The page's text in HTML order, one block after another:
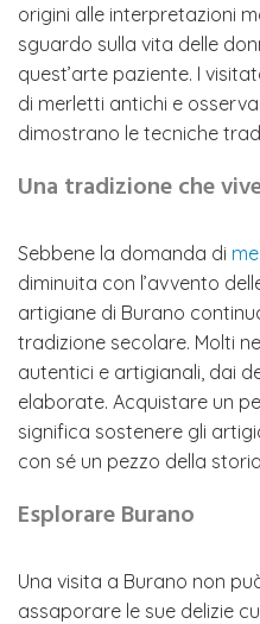
origini alle interpretazioni
sguardo sulla vita delle
quest’arte paziente. I
di merletti antichi e
dimostrano le tecniche
Una tradizione che
Sebbene la domanda di
diminuita con l’avvento
artigiane di Burano
tradizione secolare. Molti
autentici e artigianali, dai
elaborate. Acquistare un
significa sostenere gli
con sé un pezzo della storia
Esplorare Burano
Una visita a Burano non
assaporare le sue delizie